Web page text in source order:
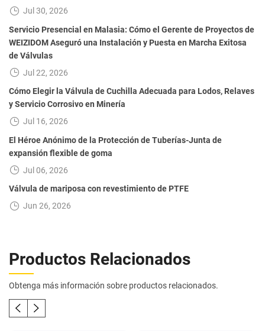
Jul 30, 2026
Servicio Presencial en Malasia: Cómo el Gerente de Proyectos de
WEIZIDOM Aseguró una Instalación y Puesta en Marcha Exitosa
de Válvulas
Jul 22, 2026
Cómo Elegir la Válvula de Cuchilla Adecuada para Lodos, Relaves
y Servicio Corrosivo en Minería
Jul 16, 2026
El Héroe Anónimo de la Protección de Tuberías-Junta de
expansión flexible de goma
Jul 06, 2026
Válvula de mariposa con revestimiento de PTFE
Jun 26, 2026
Productos Relacionados
Obtenga más información sobre productos relacionados.